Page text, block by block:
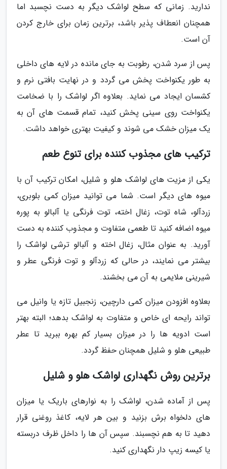
ندارید. زمانی که سطح لواشک دیگر به دست نچسبد اما
همچنان انعطاف پذیر باشد، برترین زمان برای خارج کردن
آن است.
پس از سرد شدن، رطوبت به جای مانده در لایه های داخلی
به طور یکنواخت پخش می گردد و در نهایت بافتی نرم و
کشسان ایجاد می نماید. بعلاوه اگر لواشک را با ضخامت
یکنواخت روی سینی پخش کنید، تمام قسمت های آن به
یک میزان خشک می شوند و کیفیت بهتری خواهد داشت.
ترکیب های مجذوب کننده برای تنوع طعم
یکی از مزیت های لواشک هلو و شلیل، امکان ترکیب آن با
میوه های دیگر است. شما می توانید میزان کمی بلوبری،
زردآلو، شاه توت، زغال اخته، توت فرنگی یا آلبالو به پوره
میوه اضافه کنید تا طعمی متفاوت و مجذوب کننده به دست
آورید. به عنوان مثال، زغال اخته و آلبالو ترشی لواشک را
بیشتر می نمایند، در حالی که زردآلو و توت فرنگی عطر و
شیرینی ملایمی به آن می بخشند.
بعلاوه افزودن میزان کمی دارچین، زنجبیل تازه یا وانیل می
تواند رایحه ای خاص و متفاوت به لواشک بدهد؛ البته بهتر
است ادویه ها را در میزان بسیار کم بهره ببرید تا عطر
طبیعی هلو و شلیل همچنان حفظ گردد.
برترین روش نگهداری لواشک هلو و شلیل
پس از آماده شدن، لواشک را به نوارهای باریک یا میزان
های دلخواه برش بزنید و بین هر لایه، کاغذ روغنی قرار
دهید تا به هم نچسبند. سپس آن ها را داخل ظرف دربسته
یا کیسه زیپ دار نگهداری کنید.